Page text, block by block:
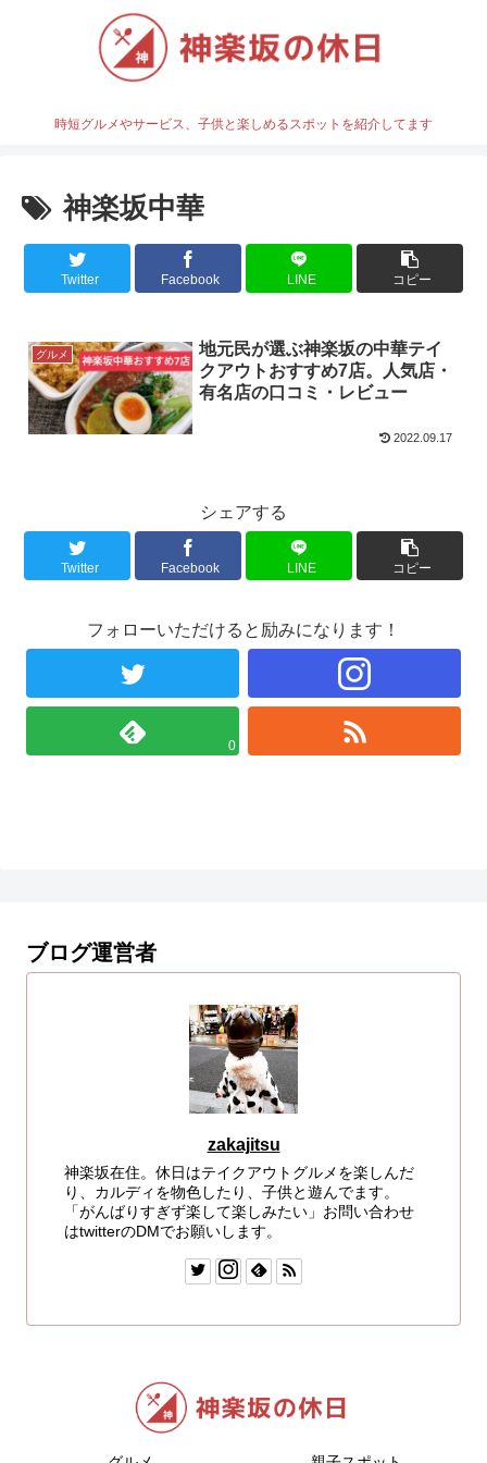
時短グルメやサービス、子供と楽しめるスポットを紹介してます
神楽坂中華
Twitter Facebook LINE コピー
グルメ
地元民が選ぶ神楽坂の中華テイ
クアウトおすすめ7店。人気店・
有名店の口コミ・レビュー
2022.09.17
シェアする
Twitter Facebook LINE コピー
フォローいただけると励みになります！
0
ブログ運営者
zakajitsu
神楽坂在住。休日はテイクアウトグルメを楽しんだ
り、カルディを物色したり、子供と遊んでます。
「がんばりすぎず楽して楽しみたい」お問い合わせ
はtwitterのDMでお願いします。